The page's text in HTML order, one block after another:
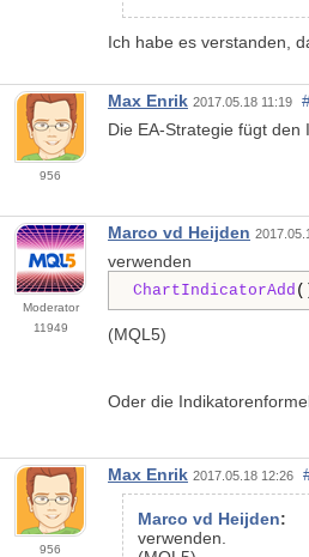
Ich habe es verstanden,
956
Max Enrik 2017.05.18 11:19
Die EA-Strategie fügt
Moderator
11949
Marco vd Heijden
verwenden
ChartIndicatorAdd
(MQL5)
Oder die
956
Max Enrik 2017.05.18 12:26
Marco vd Heijden:
verwenden.